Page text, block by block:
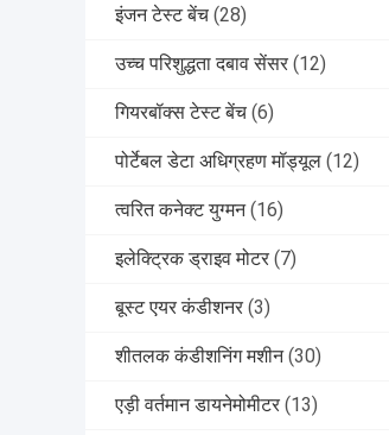
इंजन टेस्ट बेंच (28)
उच्च परिशुद्धता दबाव सेंसर (12)
गियरबॉक्स टेस्ट बेंच (6)
पोर्टेबल डेटा अधिग्रहण मॉड्यूल (12)
त्वरित कनेक्ट युग्मन (16)
इलेक्ट्रिक ड्राइव मोटर (7)
बूस्ट एयर कंडीशनर (3)
शीतलक कंडीशनिंग मशीन (30)
एड़ी वर्तमान डायनेमोमीटर (13)